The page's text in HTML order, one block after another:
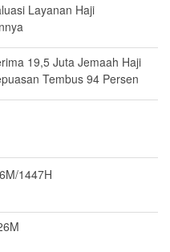
Layanan Haji
19,5 Juta Jemaah Haji
Tembus 94 Persen
1447H